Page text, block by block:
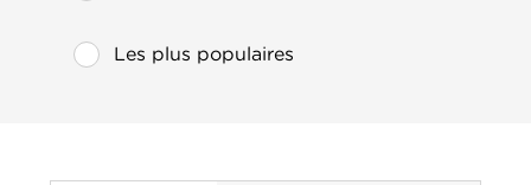
Les plus populaires